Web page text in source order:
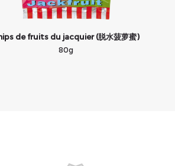
de fruits du jacquier (脱水菠萝蜜)
80g